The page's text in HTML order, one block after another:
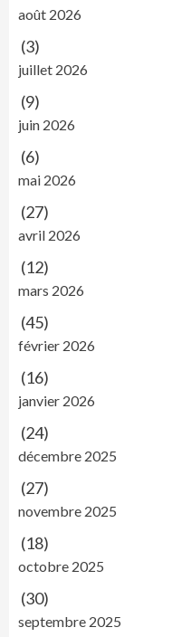
août 2026
(3)
juillet 2026
(9)
juin 2026
(6)
mai 2026
(27)
avril 2026
(12)
mars 2026
(45)
février 2026
(16)
janvier 2026
(24)
décembre 2025
(27)
novembre 2025
(18)
octobre 2025
(30)
septembre 2025